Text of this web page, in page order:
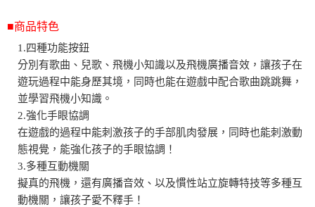
■商品特色
1.四種功能按鈕
分別有歌曲、兒歌、飛機小知識以及飛機廣播音效，讓孩子在
遊玩過程中能身歷其境，同時也能在遊戲中配合歌曲跳跳舞，
並學習飛機小知識。
2.強化手眼協調
在遊戲的過程中能刺激孩子的手部肌肉發展，同時也能刺激動
態視覺，能強化孩子的手眼協調！
3.多種互動機關
擬真的飛機，還有廣播音效、以及慣性站立旋轉特技等多種互
動機關，讓孩子愛不釋手！